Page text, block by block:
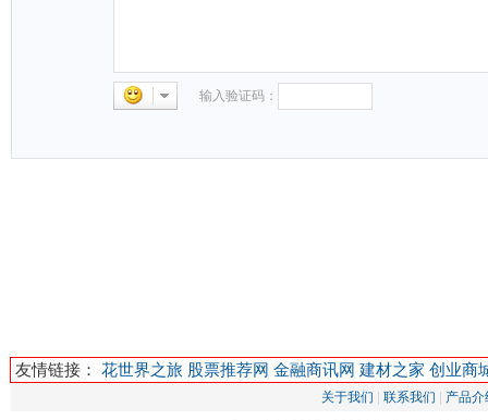
输入验证码：
友情链接： 花世界之旅 股票推荐网 金融商讯网 建材之家 创业商
关于我们 | 联系我们 | 产品介